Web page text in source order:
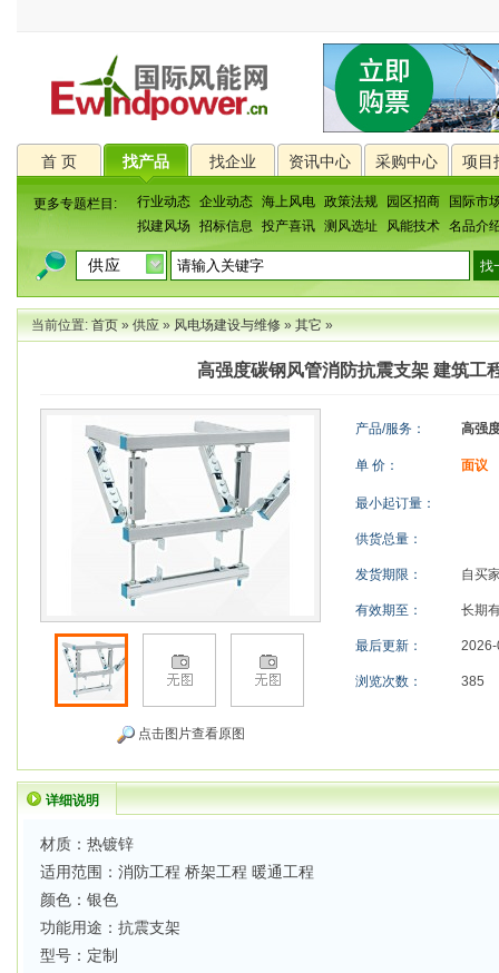
首 页 找产品 找企业 资讯中心 采购中心 项目
更多专题栏目: 行业动态 企业动态 海上风电 政策法规 园区招商
国际市
拟建风场
招标信息 投产喜讯 测风选址 风能技术 名品介
当前位置:首页»供应»风电场建设与维修»其它»
高强度碳钢风管消防抗震支架 建筑工
点击图片查看原图
产品/服务： 高强
单 价： 面议
最小起订量：
供货总量：
发货期限： 自买
有效期至： 长期
最后更新：
浏览次数： 385
详细说明
材质：热镀锌
适用范围：消防工程 桥架工程 暖通工程
颜色：银色
功能用途：抗震支架
型号：定制